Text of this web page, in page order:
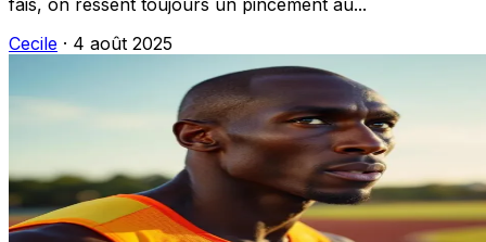
Cecile · 4 août 2025